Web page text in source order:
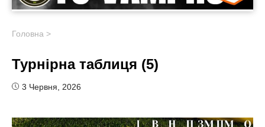
Головна >
Турнірна таблиця (5)
3 Червня, 2026